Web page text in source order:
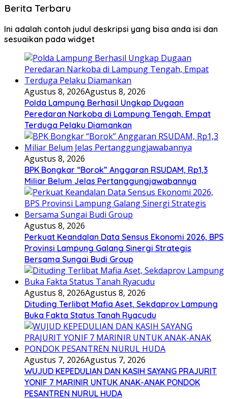
Berita Terbaru
Ini adalah contoh judul deskripsi yang bisa anda isi dan
sesuaikan pada widget
Agustus 8, 2026Agustus 8, 2026
Polda Lampung Berhasil Ungkap Dugaan
Peredaran Narkoba di Lampung Tengah, Empat
Terduga Pelaku Diamankan
Agustus 8, 2026
BPK Bongkar “Borok” Anggaran RSUDAM, Rp1,3
Miliar Belum Jelas Pertanggungjawabannya
Agustus 8, 2026
Perkuat Keandalan Data Sensus Ekonomi 2026, BPS
Provinsi Lampung Galang Sinergi Strategis
Bersama Sungai Budi Group
Agustus 8, 2026Agustus 8, 2026
Dituding Terlibat Mafia Aset, Sekdaprov Lampung
Buka Fakta Status Tanah Ryacudu
Agustus 7, 2026Agustus 7, 2026
WUJUD KEPEDULIAN DAN KASIH SAYANG PRAJURIT
YONIF 7 MARINIR UNTUK ANAK-ANAK PONDOK
PESANTREN NURUL HUDA